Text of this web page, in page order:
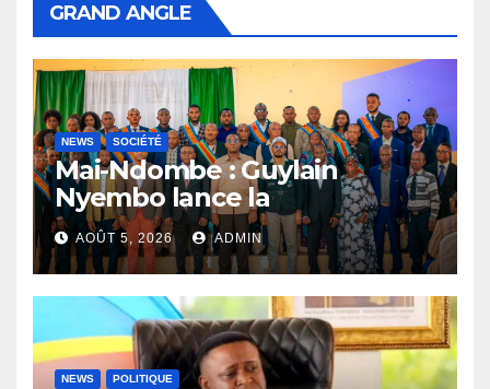
GRAND ANGLE
NEWS SOCIÉTÉ
Mai-Ndombe : Guylain
Nyembo lance la
sensibilisation au deuxième
recensement général à
Inongo
AOÛT 5, 2026 ADMIN
NEWS POLITIQUE